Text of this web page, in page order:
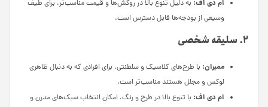
ام دی اف: به دلیل تنوع بالا در روکش‌ها و قیمت مناسب‌تر، برای طیف
وسیعی از بودجه‌ها قابل دسترس است.
2. سلیقه شخصی
ممبران: با طرح‌های کلاسیک و سلطنتی، برای افرادی که به دنبال ظاهری
لوکس و مجلل هستند مناسب‌تر است.
ام دی اف: با تنوع بالا در طرح و رنگ، امکان انتخاب سبک‌های مدرن و